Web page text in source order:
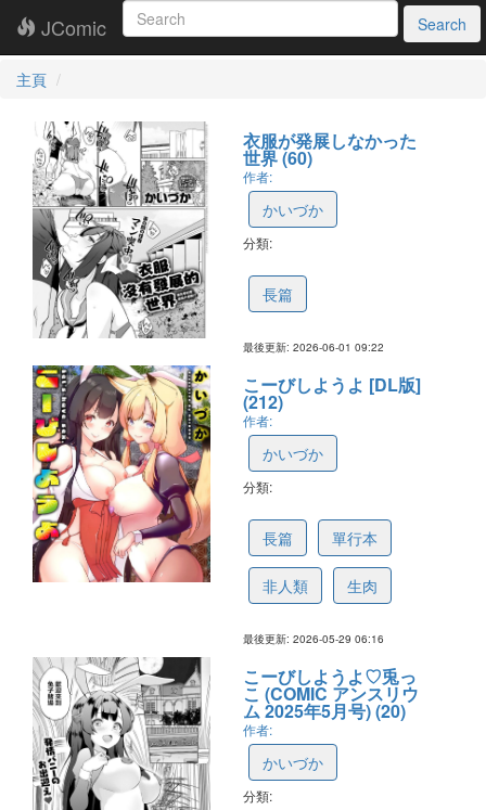
JComic Search
主頁
衣服が発展しなかった
世界 (60)
作者:
かいづか
分類:
長篇
最後更新: 2026-06-01 09:22
こーびしようよ [DL版]
(212)
作者:
かいづか
分類:
長篇 單行本
非人類 生肉
最後更新: 2026-05-29 06:16
こーびしようよ♡兎っ
こ (COMIC アンスリウ
ム 2025年5月号) (20)
作者:
かいづか
分類: